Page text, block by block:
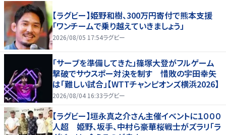
【ラグビー】姫野和樹、300万円寄付で熊本支援
「ワンチームで乗り越えていきましょう」
2026/08/05 17:54ラグビー
「サーブを準備してきた」篠塚大登がフルゲーム
撃破でサウスポー対決を制す 惜敗の宇田幸矢
は「難しい試合」【WTTチャンピオンズ横浜2026】
2026/08/04 16:33ラグビー
【ラグビー】垣永真之介さん主催イベントに１０００
人超 姫野、坂手、中村ら豪華桜戦士がズラリ「ラ